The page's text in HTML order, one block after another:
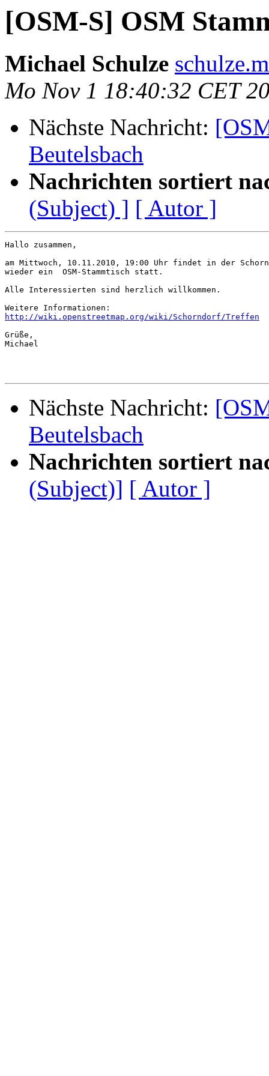
[OSM-S] OSM
Michael Schulze
Mo Nov 1 18:40:32 CET
Nächste Nachricht:
Beutelsbach
Nachrichten sortiert
(Subject) ] [ Autor ]
Hallo zusammen,
am Mittwoch, 10.11.2010, 19:00 Uhr findet in der
wieder ein  OSM-Stammtisch statt.
Alle Interessierten sind herzlich willkommen.
http://wiki.openstreetmap.org/wiki/Schorndorf/Treffen
Grüße,
Michael
Nächste Nachricht:
Beutelsbach
Nachrichten sortiert
(Subject)] [ Autor ]